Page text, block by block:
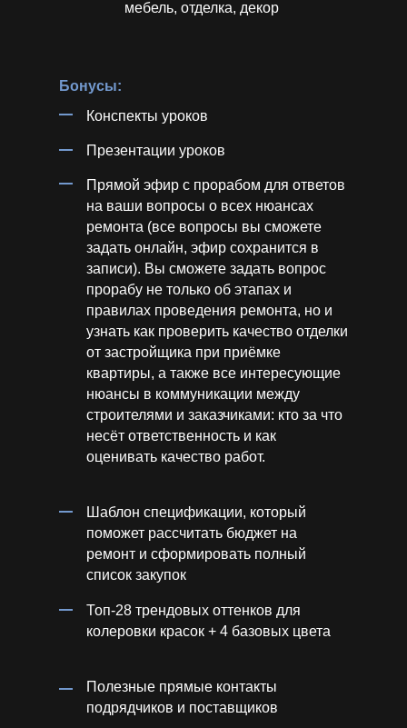
мебель, отделка, декор
Конспекты уроков
Презентации уроков
Прямой эфир с прорабом для ответов
на ваши вопросы о всех нюансах
ремонта (все вопросы вы сможете
задать онлайн, эфир сохранится в
записи). Вы сможете задать вопрос
прорабу не только об этапах и
правилах проведения ремонта, но и
узнать как проверить качество отделки
от застройщика при приёмке
квартиры, а также все интересующие
нюансы в коммуникации между
строителями и заказчиками: кто за что
несёт ответственность и как
оценивать качество работ.
Шаблон спецификации, который
поможет рассчитать бюджет на
ремонт и сформировать полный
список закупок
Топ-28 трендовых оттенков для
колеровки красок + 4 базовых цвета
Полезные прямые контакты
подрядчиков и поставщиков
Бонусы: